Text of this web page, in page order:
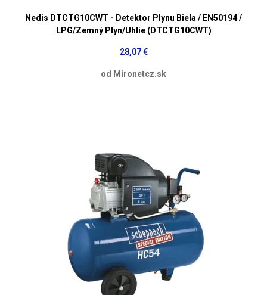
Nedis DTCTG10CWT - Detektor Plynu Biela / EN50194 /
LPG/Zemný Plyn/Uhlie (DTCTG10CWT)
28,07 €
od Mironetcz.sk